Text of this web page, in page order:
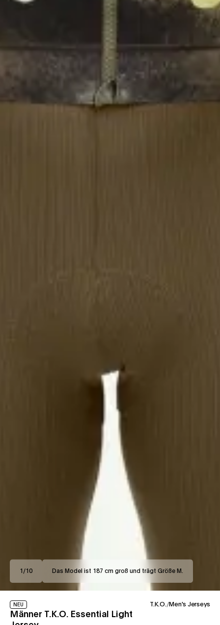
1 /10 Das Model ist 187 cm groß und trägt Größe M.
NEU T.K.O./Men's Jerseys
Männer T.K.O. Essential Light